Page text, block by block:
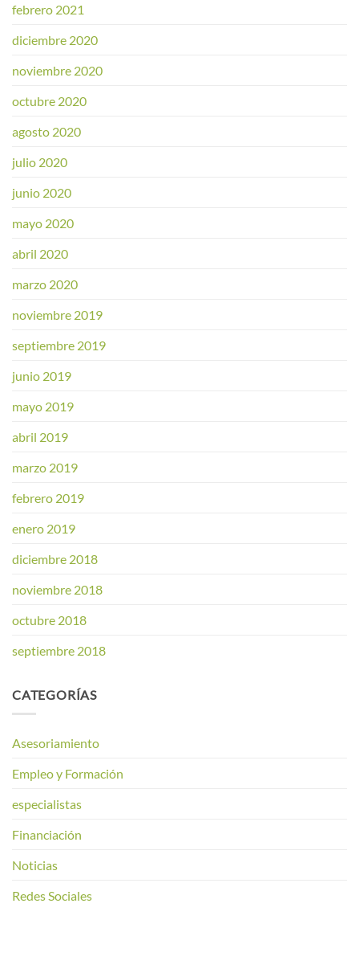
febrero 2021
diciembre 2020
noviembre 2020
octubre 2020
agosto 2020
julio 2020
junio 2020
mayo 2020
abril 2020
marzo 2020
noviembre 2019
septiembre 2019
junio 2019
mayo 2019
abril 2019
marzo 2019
febrero 2019
enero 2019
diciembre 2018
noviembre 2018
octubre 2018
septiembre 2018
CATEGORÍAS
Asesoriamiento
Empleo y Formación
especialistas
Financiación
Noticias
Redes Sociales